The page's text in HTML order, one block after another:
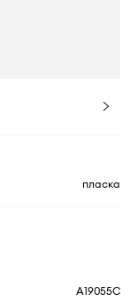
пласка
A19055C